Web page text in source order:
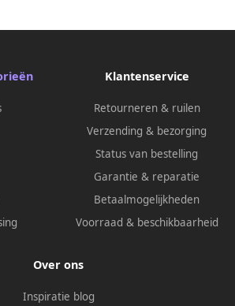
Klantenservice
Retourneren & ruilen
Verzending & bezorging
Status van bestelling
Garantie & reparatie
Betaalmogelijkheden
Voorraad & beschikbaarheid
Over ons
Inspiratie blog